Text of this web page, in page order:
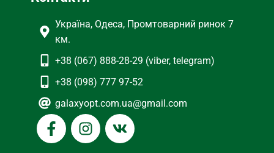
Україна, Одеса, Промтоварний ринок 7
км.
+38 (067) 888-28-29 (viber, telegram)
+38 (098) 777 97-52
galaxyopt.com.ua@gmail.com